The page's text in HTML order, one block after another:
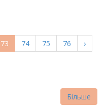
Поточна
сторінка
73 Page
74 Page
75 Page
76
›
Більше